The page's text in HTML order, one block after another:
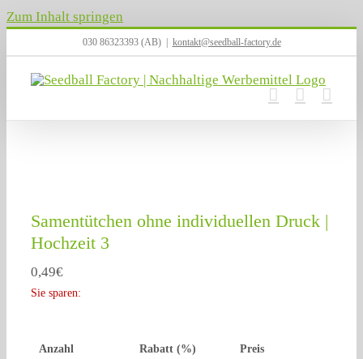
Zum Inhalt springen
030 86323393 (AB) kontakt@seedball-factory.de
Samentütchen ohne individuellen Druck |
Hochzeit 3
0,49€
Sie sparen:
Anzahl Rabatt (%) Preis